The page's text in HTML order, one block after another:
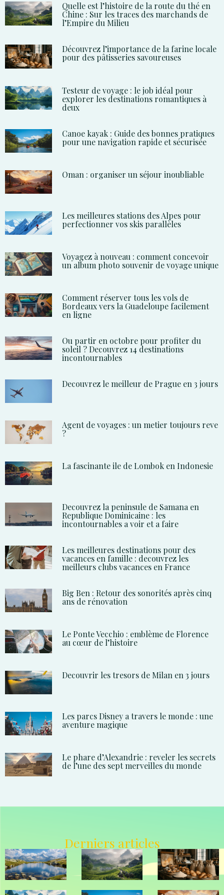
Quelle est l’histoire de la route du thé en
Chine : Sur les traces des marchands de
l’Empire du Milieu
Découvrez l’importance de la farine locale
pour des pâtisseries savoureuses
Testeur de voyage : le job idéal pour
explorer les destinations romantiques à
deux
Canoe kayak : Guide des bonnes pratiques
pour une navigation rapide et sécurisée
Oman : organiser un séjour inoubliable
Les meilleures stations des Alpes pour
perfectionner vos skis parallèles
Voyagez à nouveau : comment concevoir
un album photo souvenir de voyage unique
Comment réserver tous les vols de
Bordeaux vers la Guadeloupe facilement
en ligne
Ou partir en octobre pour profiter du
soleil ? Decouvrez 14 destinations
incontournables
Decouvrez le meilleur de Prague en 3 jours
Agent de voyages : un metier toujours reve
?
La fascinante ile de Lombok en Indonesie
Decouvrez la peninsule de Samana en
Republique Dominicaine : les
incontournables a voir et a faire
Les meilleures destinations pour des
vacances en famille : decouvrez les
meilleurs clubs vacances en France
Big Ben : Retour des sonorités après cinq
ans de rénovation
Le Ponte Vecchio : emblème de Florence
au cœur de l’histoire
Decouvrir les tresors de Milan en 3 jours
Les parcs Disney a travers le monde : une
aventure magique
Le phare d’Alexandrie : reveler les secrets
de l’une des sept merveilles du monde
Derniers articles